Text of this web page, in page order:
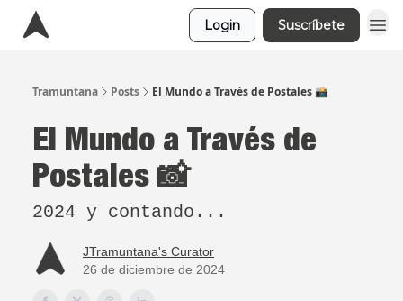
Login Suscríbete
Tramuntana Posts El Mundo a Través de Postales 📸
El Mundo a Través de
Postales 📸
2024 y contando...
JTramuntana's Curator
26 de diciembre de 2024